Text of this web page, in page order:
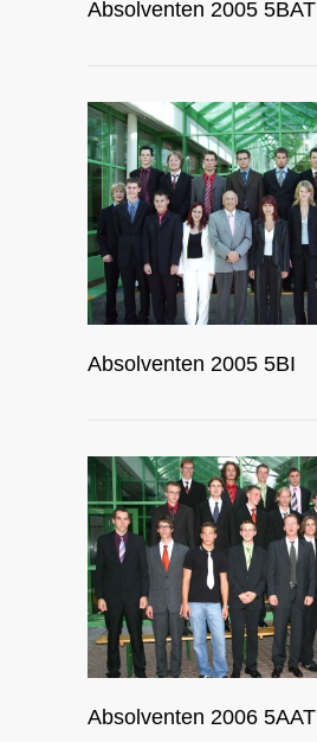
Absolventen 2005 5BAT
Absolventen 2005 5BI
Absolventen 2006 5AAT